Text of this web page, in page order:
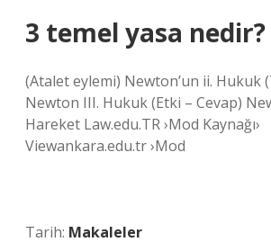
3 temel yasa nedir?
(Atalet eylemi) Newton’un ii. Hukuk
Newton III. Hukuk (Etki – Cevap)
Hareket Law.edu.TR ›Mod Kaynağı›
Viewankara.edu.tr ›Mod
Tarih: Makaleler